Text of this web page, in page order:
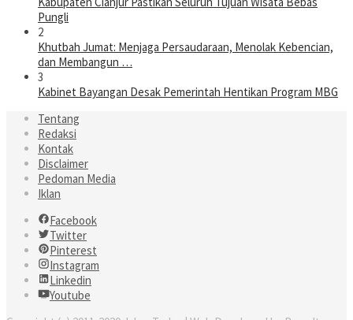
Pungli
2
Khutbah Jumat: Menjaga Persaudaraan, Menolak Kebencian,
dan Membangun …
3
Kabinet Bayangan Desak Pemerintah Hentikan Program MBG
Tentang
Redaksi
Kontak
Disclaimer
Pedoman Media
Iklan
Facebook
Twitter
Pinterest
Instagram
Linkedin
Youtube